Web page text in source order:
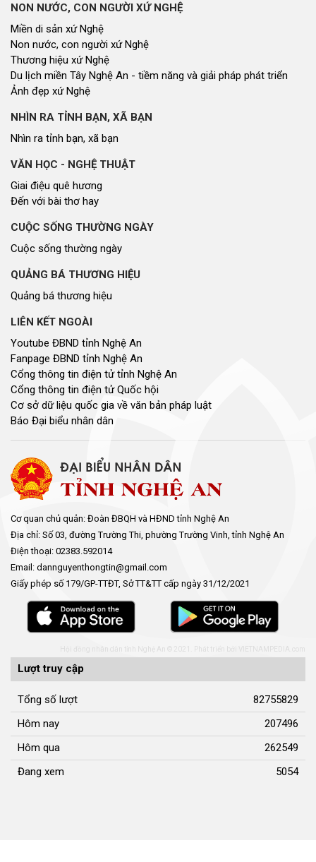
NON NƯỚC, CON NGƯỜI XỨ NGHỆ
Miền di sản xứ Nghệ
Non nước, con người xứ Nghệ
Thương hiệu xứ Nghệ
Du lịch miền Tây Nghệ An - tiềm năng và giải pháp phát triển
Ảnh đẹp xứ Nghệ
NHÌN RA TỈNH BẠN, XÃ BẠN
Nhìn ra tỉnh bạn, xã bạn
VĂN HỌC - NGHỆ THUẬT
Giai điệu quê hương
Đến với bài thơ hay
CUỘC SỐNG THƯỜNG NGÀY
Cuộc sống thường ngày
QUẢNG BÁ THƯƠNG HIỆU
Quảng bá thương hiệu
LIÊN KẾT NGOÀI
Youtube ĐBND tỉnh Nghệ An
Fanpage ĐBND tỉnh Nghệ An
Cổng thông tin điện tử tỉnh Nghệ An
Cổng thông tin điện tử Quốc hội
Cơ sở dữ liệu quốc gia về văn bản pháp luật
Báo Đại biểu nhân dân
Cơ quan chủ quản: Đoàn ĐBQH và HĐND tỉnh Nghệ An
Địa chỉ: Số 03, đường Trường Thi, phường Trường Vinh, tỉnh Nghệ An
Điện thoại: 02383.592014
Email: dannguyenthongtin@gmail.com
Giấy phép số 179/GP-TTĐT, Sở TT&TT cấp ngày 31/12/2021
Hội đồng nhân dân tỉnh Nghệ An © 2021. Phát triển bởi
Lượt truy cập
Tổng số lượt
82755829
Hôm nay
207496
Hôm qua
262549
Đang xem
5054